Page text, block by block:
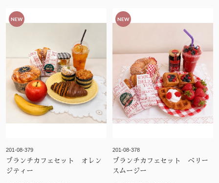
NEW
201-08-379
ブランチカフェセット オレン
ジティー
NEW
201-08-378
ブランチカフェセット ベリー
スムージー